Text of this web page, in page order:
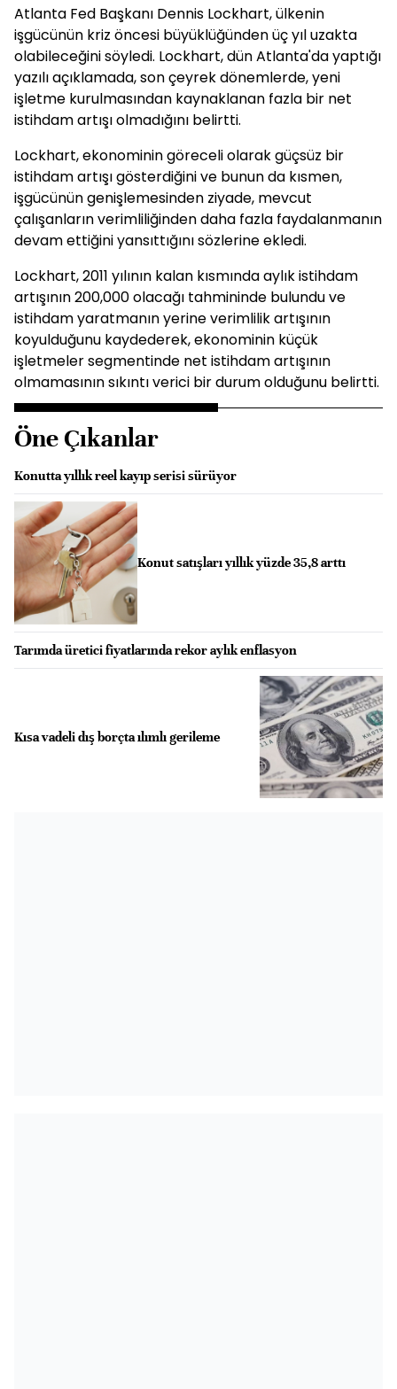
Atlanta Fed Başkanı Dennis Lockhart, ülkenin
işgücünün kriz öncesi büyüklüğünden üç yıl uzakta
olabileceğini söyledi. Lockhart, dün Atlanta'da yaptığı
yazılı açıklamada, son çeyrek dönemlerde, yeni
işletme kurulmasından kaynaklanan fazla bir net
istihdam artışı olmadığını belirtti.
Lockhart, ekonominin göreceli olarak güçsüz bir
istihdam artışı gösterdiğini ve bunun da kısmen,
işgücünün genişlemesinden ziyade, mevcut
çalışanların verimliliğinden daha fazla faydalanmanın
devam ettiğini yansıttığını sözlerine ekledi.
Lockhart, 2011 yılının kalan kısmında aylık istihdam
artışının 200,000 olacağı tahmininde bulundu ve
istihdam yaratmanın yerine verimlilik artışının
koyulduğunu kaydederek, ekonominin küçük
işletmeler segmentinde net istihdam artışının
olmamasının sıkıntı verici bir durum olduğunu belirtti.
Öne Çıkanlar
Konutta yıllık reel kayıp serisi sürüyor
Konut satışları yıllık yüzde 35,8 arttı
Tarımda üretici fiyatlarında rekor aylık enflasyon
Kısa vadeli dış borçta ılımlı gerileme